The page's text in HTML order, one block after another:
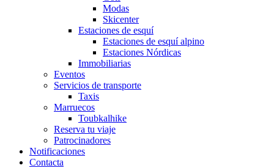
Modas
Skicenter
Estaciones de esquí
Estaciones de esquí alpino
Estaciones Nórdicas
Immobiliarias
Eventos
Servicios de transporte
Taxis
Marruecos
Toubkalhike
Reserva tu viaje
Patrocinadores
Notificaciones
Contacta